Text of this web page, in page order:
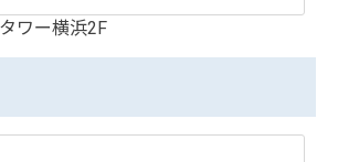
ワー横浜2F